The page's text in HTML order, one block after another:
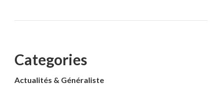
Categories
Actualités & Généraliste